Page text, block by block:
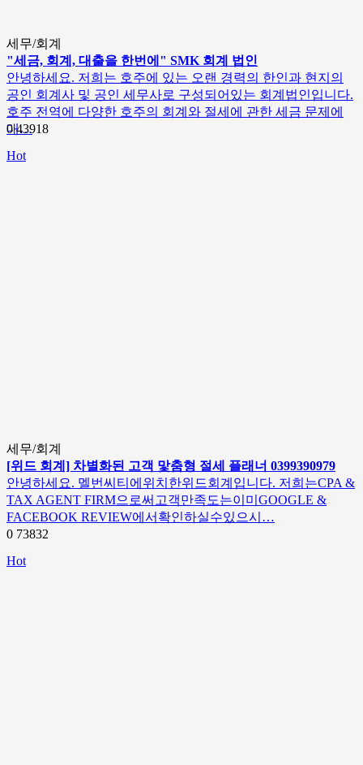
세무/회계
"세금, 회계, 대출을 한번에" SMK 회계 법인
안녕하세요. 저희는 호주에 있는 오랜 경력의 한인과 현지의
공인 회계사 및 공인 세무사로 구성되어있는 회계법인입니다.
호주 전역에 다양한 호주의 회계와 절세에 관한 세금 문제에
대…
043918
Hot
세무/회계
[위드 회계] 차별화된 고객 맟춤형 절세 플래너 0399390979
안녕하세요. 멜번씨티에위치한위드회계입니다. 저희는CPA &
TAX AGENT FIRM으로써고객만족도는이미GOOGLE &
FACEBOOK REVIEW에서확인하실수있으시…
0 73832
Hot